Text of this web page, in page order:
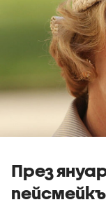
През